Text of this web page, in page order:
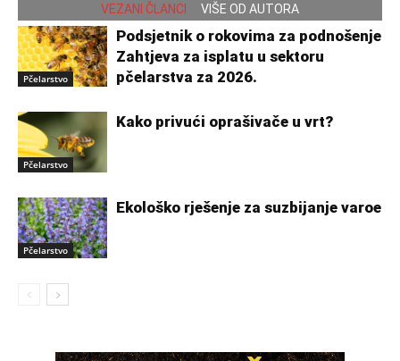
VEZANI ČLANCI VIŠE OD AUTORA
Pčelarstvo
Podsjetnik o rokovima za podnošenje
Zahtjeva za isplatu u sektoru
pčelarstva za 2026.
Pčelarstvo
Kako privući oprašivače u vrt?
Pčelarstvo
Ekološko rješenje za suzbijanje varoe